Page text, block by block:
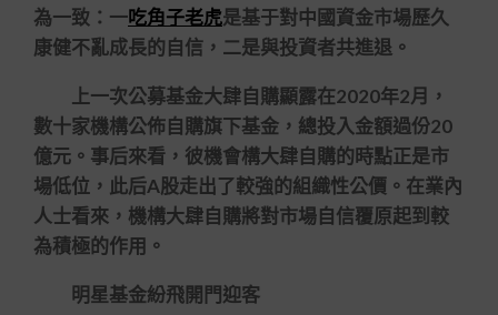
為一致：一吃角子老虎是基于對中國資金市場歷久
康健不亂成長的自信，二是與投資者共進退。
上一次公募基金大肆自購顯露在2020年2月，
數十家機構公佈自購旗下基金，總投入金額過份20
億元。事后來看，彼機會構大肆自購的時點正是市
場低位，此后A股走出了較強的組織性公價。在業內
人士看來，機構大肆自購將對市場自信覆原起到較
為積極的作用。
明星基金紛飛開門迎客